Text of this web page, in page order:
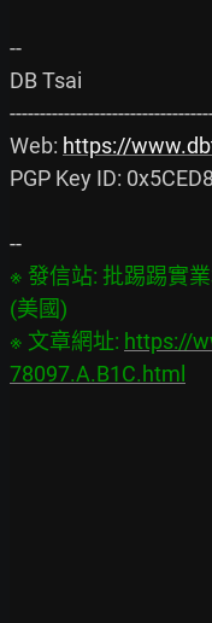
--
DB Tsai
Web: https://
PGP Key ID:
※ 發信站: 批踢踢實
(美國)
※ 文章網址: https://
78097.A.B1C.html